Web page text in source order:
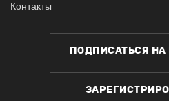
Контакты
ПОДПИСАТЬСЯ